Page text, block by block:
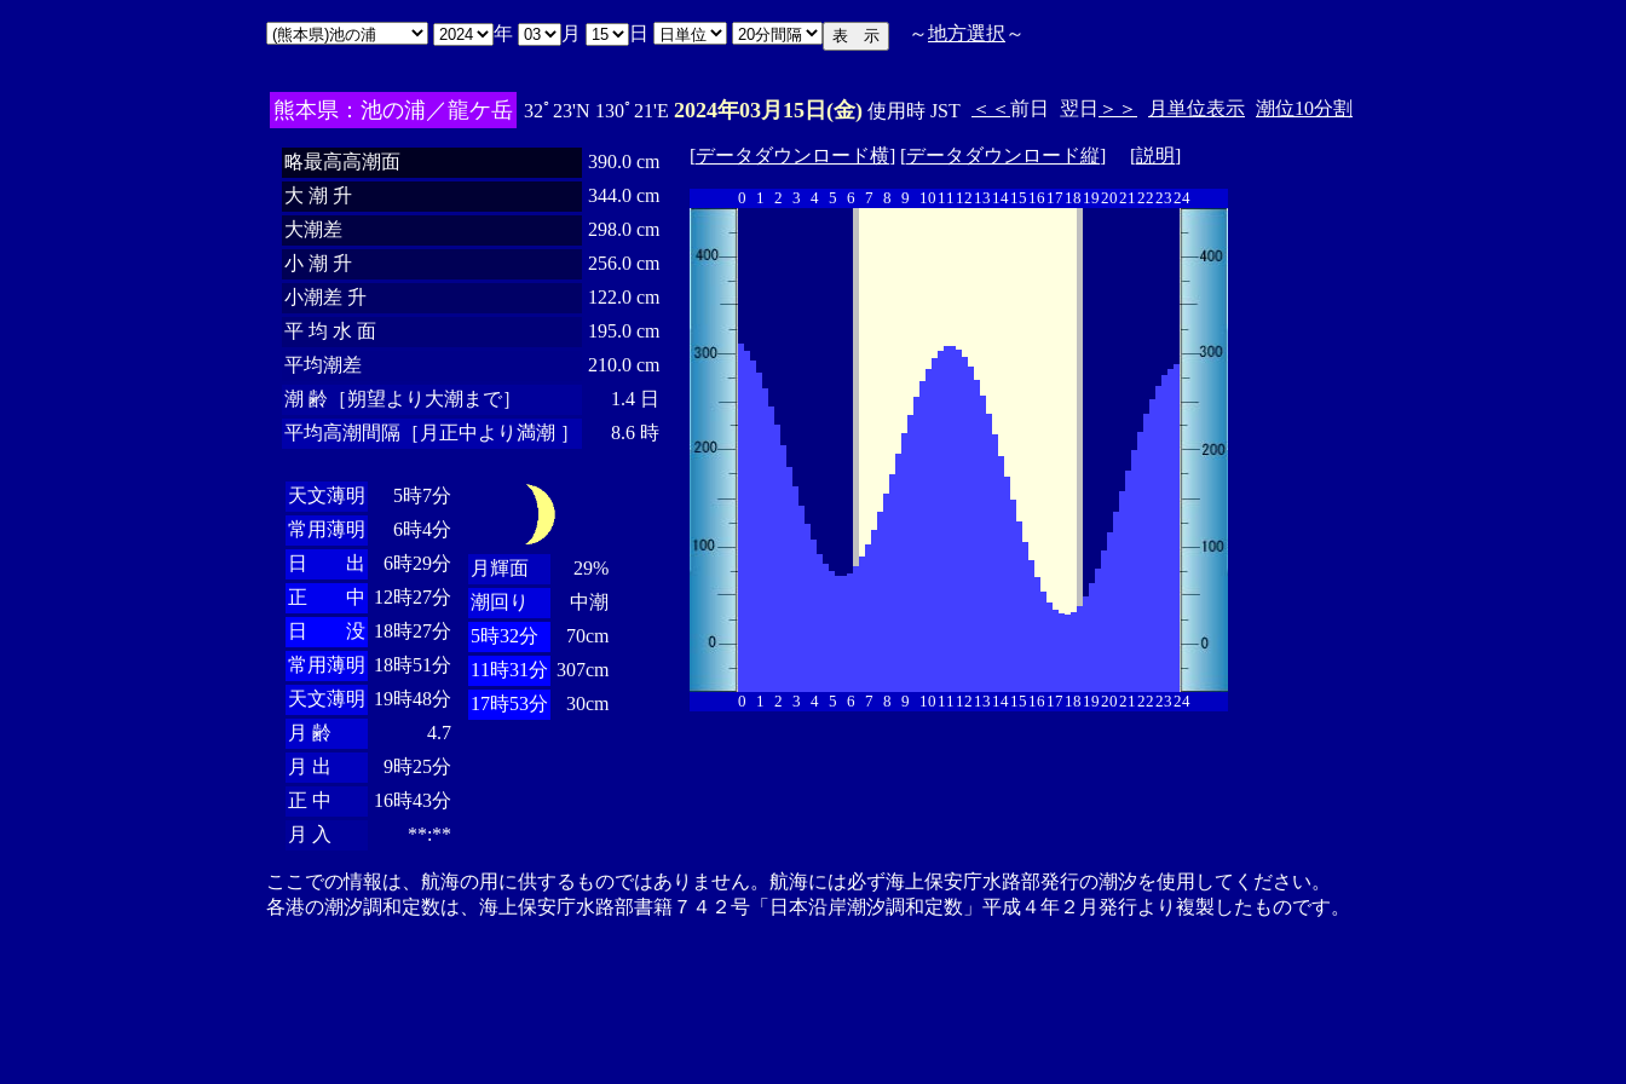
年 月 日 ～地方選択 ～
熊本県：池の浦／龍ケ岳 32ﾟ23'N 130ﾟ21'E 2024年03月15日(金) 使用時 JST ＜＜ 前日 翌日 ＞＞ 月単位表示 潮位10分割
略最高高潮面
390.0 cm
大 潮 升
344.0 cm
大潮差
298.0 cm
小 潮 升
256.0 cm
小潮差 升
122.0 cm
平 均 水 面
195.0 cm
平均潮差
210.0 cm
潮 齢［朔望より大潮まで］
1.4 日
平均高潮間隔［月正中より満潮 ］
8.6 時
天文薄明
5時7分
常用薄明
6時4分
日 出
6時29分
正 中 12時27分
日 没 18時27分
常用薄明 18時51分
天文薄明 19時48分
月 齢
4.7
月 出
9時25分
正 中
16時43分
月 入
**:**
月輝面
29%
潮回り
中潮
5時32分
70cm
11時31分 307cm
17時53分
30cm
[データダウンロード横] [データダウンロード縦] [説明]
0 1 2 3 4 5 6 7 8 9 10 11 12 13 1415 16 17 18 192021222324
0 1 2 3 4 5 6 7 8 9 10 11 12 13 1415 16 17 18 192021222324
ここでの情報は、航海の用に供するものではありません。航海には必ず海上保安庁水路部発行の潮汐を使用してください。
各港の潮汐調和定数は、海上保安庁水路部書籍７４２号「日本沿岸潮汐調和定数」平成４年２月発行より複製したものです。